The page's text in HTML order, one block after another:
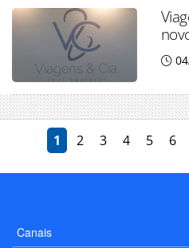
1 2 3 4 5 6
Canais